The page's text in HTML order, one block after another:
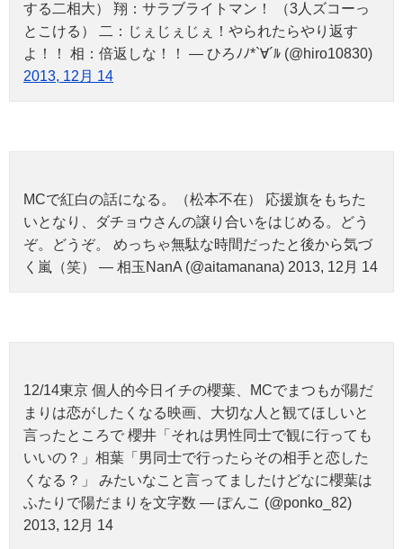
する二相大） 翔：サラブライトマン！ （3人ズコーっ
とこける） 二：じぇじぇじぇ！やられたらやり返す
よ！！ 相：倍返しな！！ — ひろﾉﾉ*`∀´ﾙ (@hiro10830)
2013, 12月 14
MCで紅白の話になる。（松本不在） 応援旗をもちた
いとなり、ダチョウさんの譲り合いをはじめる。どう
ぞ。どうぞ。 めっちゃ無駄な時間だったと後から気づ
く嵐（笑） — 相玉NanA (@aitamanana) 2013, 12月 14
12/14東京 個人的今日イチの櫻葉、MCでまつもが陽だ
まりは恋がしたくなる映画、大切な人と観てほしいと
言ったところで 櫻井「それは男性同士で観に行っても
いいの？」相葉「男同士で行ったらその相手と恋した
くなる？」 みたいなこと言ってましたけどなに櫻葉は
ふたりで陽だまりを文字数 — ぽんこ (@ponko_82)
2013, 12月 14